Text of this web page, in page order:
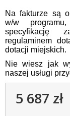
Na fakturze są
w/w
specyfikację
regulaminem
dotacji miejskich.
Nie wiesz jak
naszej usługi
5 687 zł